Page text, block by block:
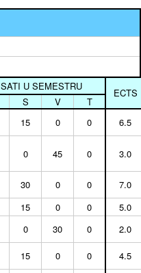
SATI U SEMESTRU
ECTS
S V T
15 0 0 6.5
0 45 0 3.0
30 0 0
7.0
15 0 0
5.0
0 30 0 2.0
15 0 0 4.5